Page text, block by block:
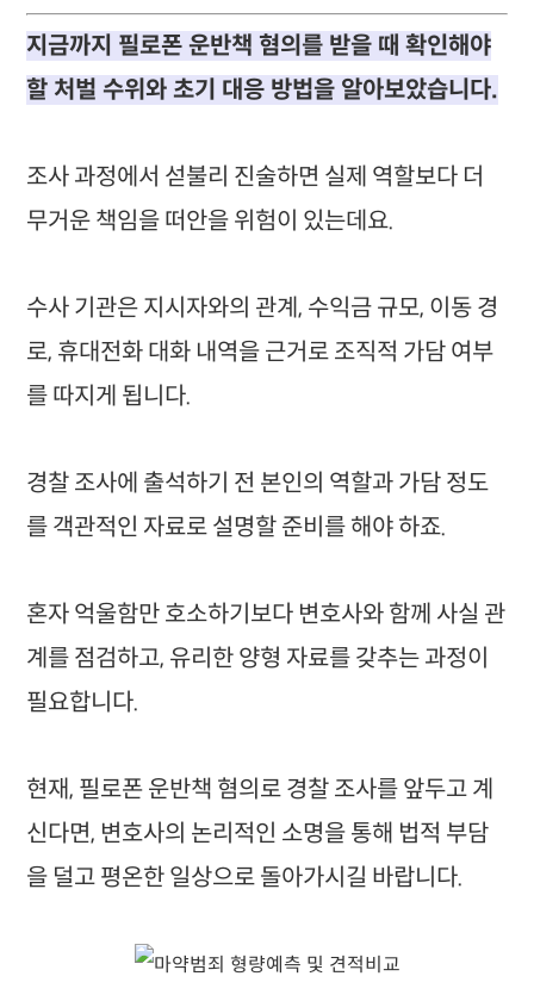
지금까지 필로폰 운반책 혐의를 받을 때 확인해야
할 처벌 수위와 초기 대응 방법을 알아보았습니다.
조사 과정에서 섣불리 진술하면 실제 역할보다 더
무거운 책임을 떠안을 위험이 있는데요.
수사 기관은 지시자와의 관계, 수익금 규모, 이동 경
로, 휴대전화 대화 내역을 근거로 조직적 가담 여부
를 따지게 됩니다.
경찰 조사에 출석하기 전 본인의 역할과 가담 정도
를 객관적인 자료로 설명할 준비를 해야 하죠.
혼자 억울함만 호소하기보다 변호사와 함께 사실 관
계를 점검하고, 유리한 양형 자료를 갖추는 과정이
필요합니다.
현재, 필로폰 운반책 혐의로 경찰 조사를 앞두고 계
신다면, 변호사의 논리적인 소명을 통해 법적 부담
을 덜고 평온한 일상으로 돌아가시길 바랍니다.